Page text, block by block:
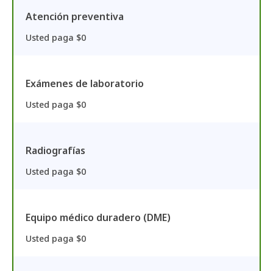
Atención preventiva
Usted paga $0
Exámenes de laboratorio
Usted paga $0
Radiografías
Usted paga $0
Equipo médico duradero (DME)
Usted paga $0